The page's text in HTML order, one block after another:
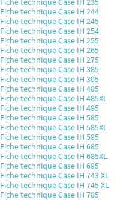
Fiche technique Case IH 244
Fiche technique Case IH 245
Fiche technique Case IH 254
Fiche technique Case IH 255
Fiche technique Case IH 265
Fiche technique Case IH 275
Fiche technique Case IH 385
Fiche technique Case IH 395
Fiche technique Case IH 485
Fiche technique Case IH 485XL
Fiche technique Case IH 495
Fiche technique Case IH 585
Fiche technique Case IH 585XL
Fiche technique Case IH 595
Fiche technique Case IH 685
Fiche technique Case IH 685XL
Fiche technique Case IH 695
Fiche technique Case IH 743 XL
Fiche technique Case IH 745 XL
Fiche technique Case IH 785